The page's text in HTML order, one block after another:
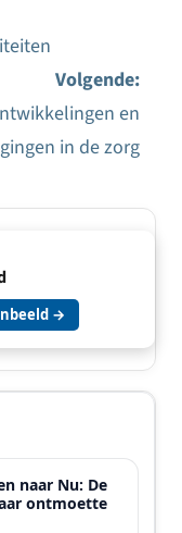
Volgende:
en
in de zorg
→
naar Nu: De
ontmoette